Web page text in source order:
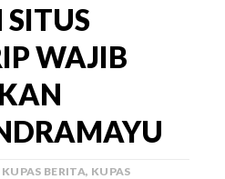
WAJIB
KUPAS BERITA, KUPAS